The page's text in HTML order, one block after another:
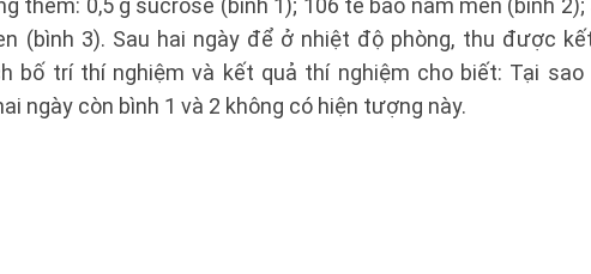
thêm: 0,5 g sucrose (bình 1); 106 tế bào nấm men (bình
(bình 3). Sau hai ngày để ở nhiệt độ phòng, thu được
bố trí thí nghiệm và kết quả thí nghiệm cho biết: Tại sao
ngày còn bình 1 và 2 không có hiện tượng này.